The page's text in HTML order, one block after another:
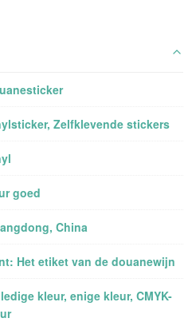
Zelfklevende stickers
goed
China
Het etiket van de douanewijn
kleur, enige kleur, CMYK-